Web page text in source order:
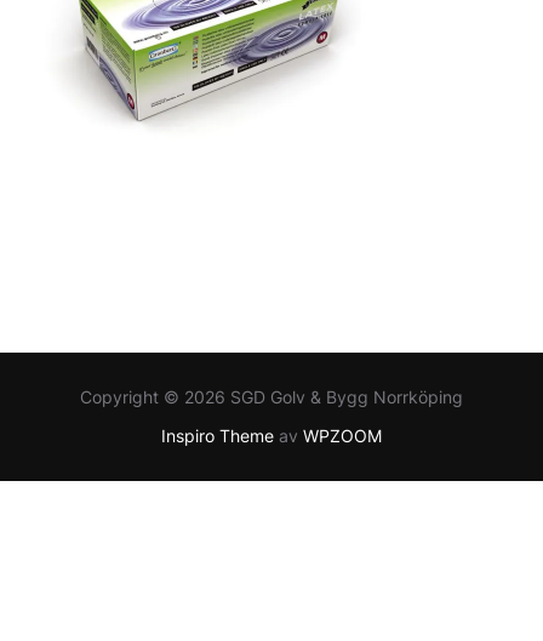
Copyright © 2026 SGD Golv & Bygg Norrköping
Inspiro Theme av WPZOOM